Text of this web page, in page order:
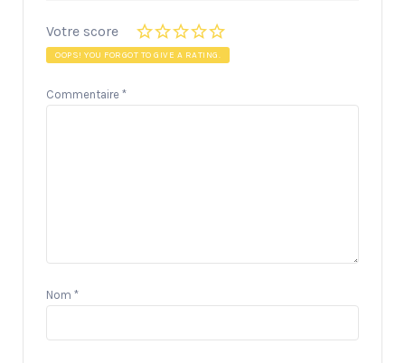
Votre score
OOPS! YOU FORGOT TO GIVE A RATING.
Commentaire *
Nom *